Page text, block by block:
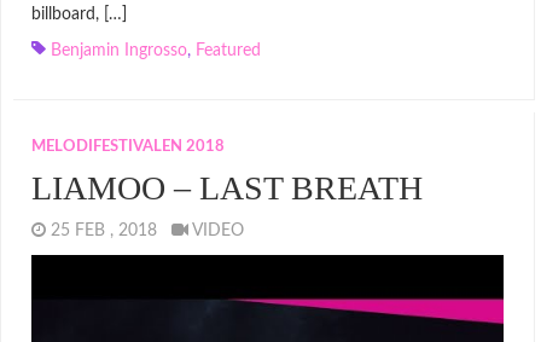
billboard, […]
Benjamin Ingrosso, Featured
MELODIFESTIVALEN 2018
LIAMOO – LAST BREATH
25 FEB , 2018 VIDEO